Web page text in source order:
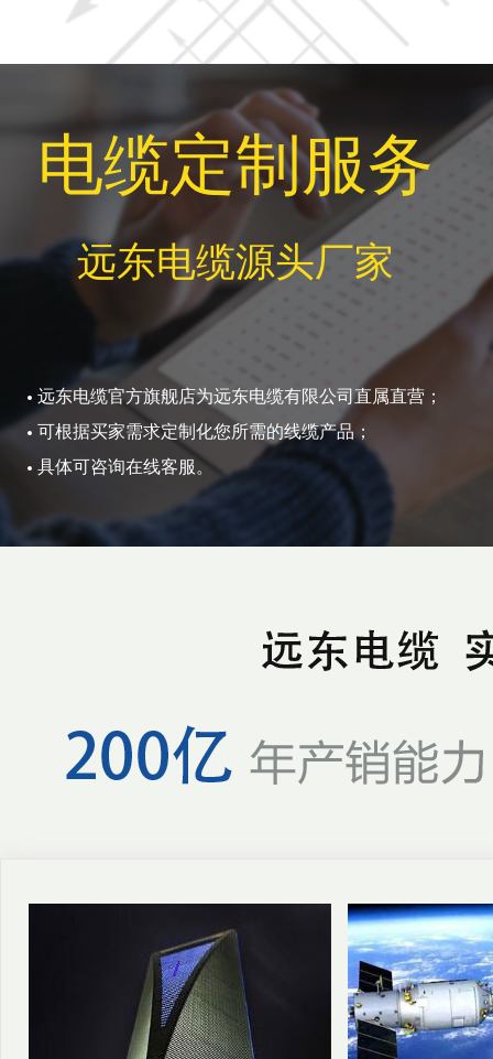
电缆定制服务
远东电缆源头厂家
远东电缆官方旗舰店为远东电缆有限公司直属直营；
可根据买家需求定制化您所需的线缆产品；
具体可咨询在线客服。